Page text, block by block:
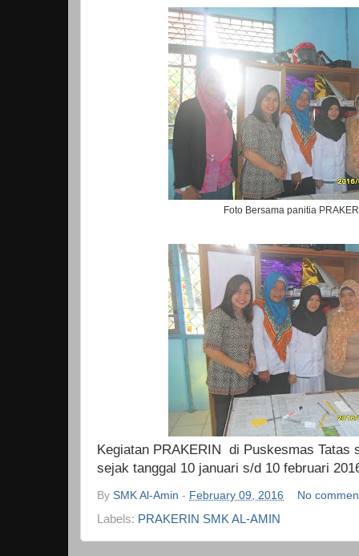
Foto Bersama panitia
Kegiatan PRAKERIN di Puskesmas Tatas
sejak tanggal 10 januari s/d 10 februari
By SMK Al-Amin - February 09, 2016 No
Labels: PRAKERIN SMK AL-AMIN